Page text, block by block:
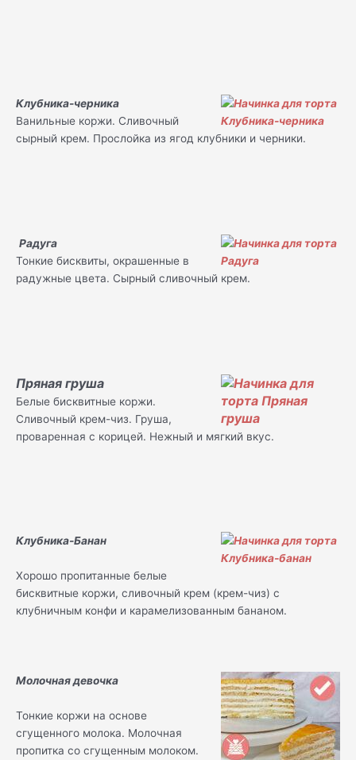
Клубника-черника
Ванильные коржи. Сливочный
сырный крем. Прослойка из ягод клубники и черники.
Радуга
Тонкие бисквиты, окрашенные в
радужные цвета. Сырный сливочный крем.
Пряная груша
Белые бисквитные коржи.
Сливочный крем-чиз. Груша,
проваренная с корицей. Нежный и мягкий вкус.
Клубника-Банан
Хорошо пропитанные белые
бисквитные коржи, сливочный крем (крем-чиз) с
клубничным конфи и карамелизованным бананом.
Молочная девочка
Тонкие коржи на основе
сгущенного молока. Молочная
пропитка со сгущенным молоком.